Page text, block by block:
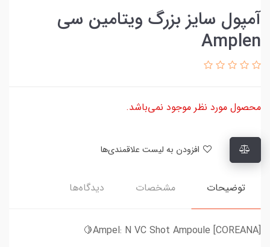
آمپول سایز بزرگ ویتامین سی
Amplen
محصول مورد نظر موجود نمی‌باشد.
توضیحات مشخصات دیدگاه‌ها
[COREANA] Ampel: N VC Shot Ampoule🍋